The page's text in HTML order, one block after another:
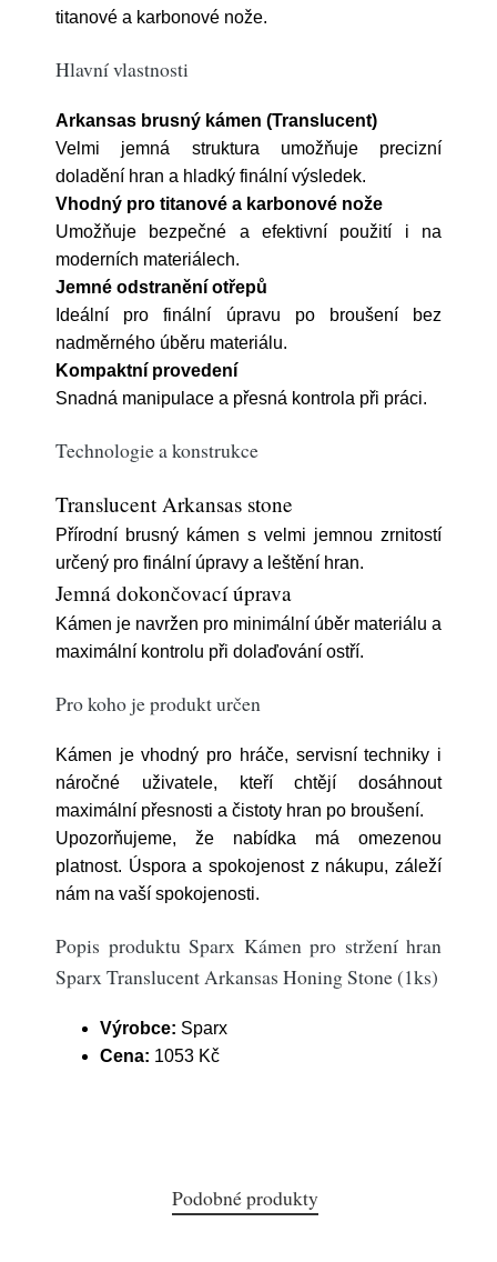
titanové a karbonové nože.
Hlavní vlastnosti
Arkansas brusný kámen (Translucent)
Velmi jemná struktura umožňuje precizní
doladění hran a hladký finální výsledek.
Vhodný pro titanové a karbonové nože
Umožňuje bezpečné a efektivní použití i na
moderních materiálech.
Jemné odstranění otřepů
Ideální pro finální úpravu po broušení bez
nadměrného úběru materiálu.
Kompaktní provedení
Snadná manipulace a přesná kontrola při práci.
Technologie a konstrukce
Translucent Arkansas stone
Přírodní brusný kámen s velmi jemnou zrnitostí
určený pro finální úpravy a leštění hran.
Jemná dokončovací úprava
Kámen je navržen pro minimální úběr materiálu a
maximální kontrolu při dolaďování ostří.
Pro koho je produkt určen
Kámen je vhodný pro hráče, servisní techniky i
náročné uživatele, kteří chtějí dosáhnout
maximální přesnosti a čistoty hran po broušení.
Upozorňujeme, že nabídka má omezenou
platnost. Úspora a spokojenost z nákupu, záleží
nám na vaší spokojenosti.
Popis produktu Sparx Kámen pro stržení hran
Sparx Translucent Arkansas Honing Stone (1ks)
Výrobce: Sparx
Cena: 1053 Kč
Podobné produkty